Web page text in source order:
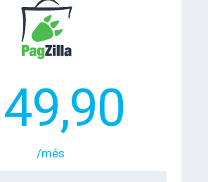
49,90
/mês